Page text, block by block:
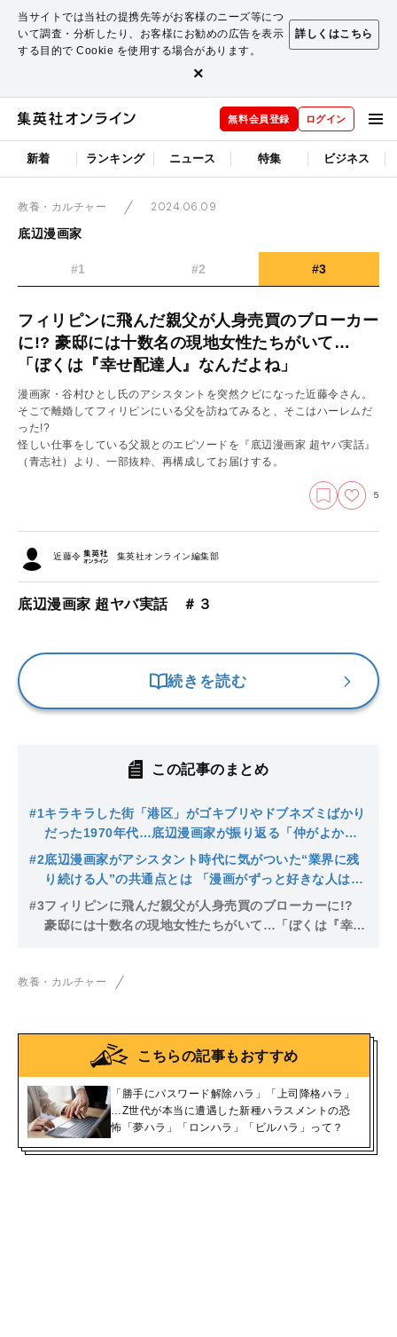
当サイトでは当社の提携先等がお客様のニーズ等につ
いて調査・分析したり、お客様にお勧めの広告を表示
する目的で Cookie を使用する場合があります。
詳しくはこちら
×
無料会員登録 ログイン
新着 ランキング ニュース 特集 ビジネス
教養・カルチャー
2024.06.09
底辺漫画家
#1 #2 #3
フィリピンに飛んだ親父が人身売買のブローカー
に!? 豪邸には十数名の現地女性たちがいて…
「ぼくは『幸せ配達人』なんだよね」
漫画家・谷村ひとし氏のアシスタントを突然クビになった近藤令さん。
そこで離婚してフィリピンにいる父を訪ねてみると、そこはハーレムだ
った!?
怪しい仕事をしている父親とのエピソードを『底辺漫画家 超ヤバ実話』
（青志社）より、一部抜粋、再構成してお届けする。
5
近藤令 集英社オンライン編集部
底辺漫画家 超ヤバ実話 ＃３
続きを読む
この記事のまとめ
#1キラキラした街「港区」がゴキブリやドブネズミばかり
だった1970年代…底辺漫画家が振り返る「仲がよかっ
たのが“小指のない”おじさんで」
#2底辺漫画家がアシスタント時代に気がついた“業界に残
り続ける人”の共通点とは 「漫画がずっと好きな人はあ
んまり残れない」
#3フィリピンに飛んだ親父が人身売買のブローカーに!?
豪邸には十数名の現地女性たちがいて…「ぼくは『幸せ
教養・カルチャー
こちらの記事もおすすめ
「勝手にパスワード解除ハラ」「上司降格ハラ」
…Z世代が本当に遭遇した新種ハラスメントの恐
怖「夢ハラ」「ロンハラ」「ビルハラ」って？